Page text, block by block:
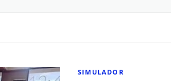
SIMULADOR